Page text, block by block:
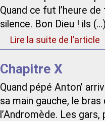
Quand ce fut l’heure
silence. Bon Dieu ! ils
Lire la suite de l’article
Chapitre X
Quand pépé Anton’
sa main gauche, le
l’Andromède. Les